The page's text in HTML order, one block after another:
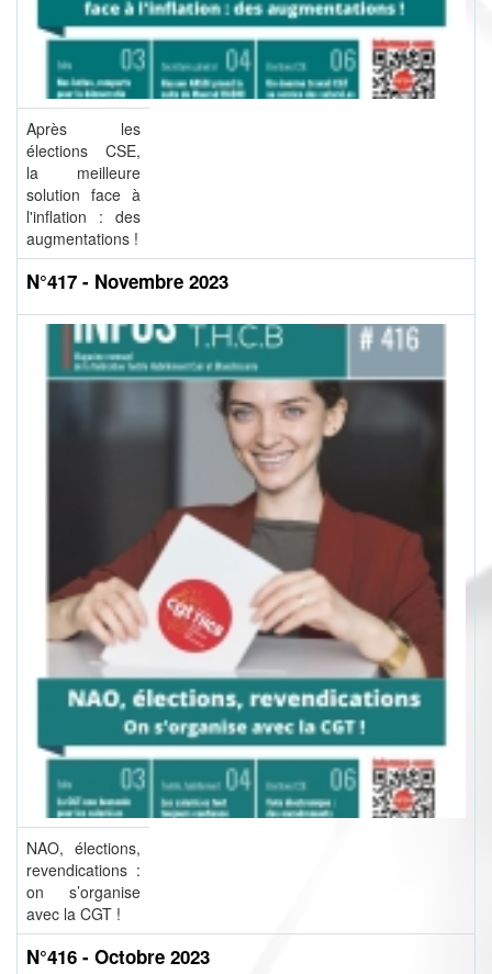
Après les
élections CSE,
la meilleure
solution face à
l'inflation : des
augmentations !
N°417 - Novembre 2023
NAO, élections,
revendications :
on s’organise
avec la CGT !
N°416 - Octobre 2023